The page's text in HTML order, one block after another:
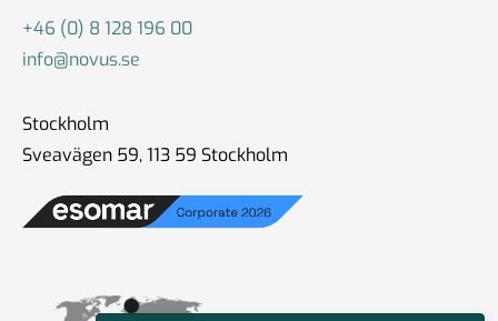
+46 (0) 8 128 196 00
info@novus.se
Stockholm
Sveavägen 59, 113 59 Stockholm